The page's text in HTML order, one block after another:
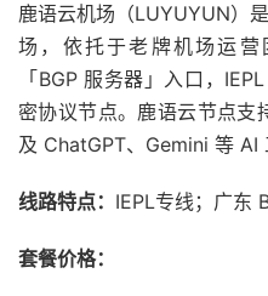
鹿语云机场（LUYUYUN）
场，依托于老牌机场运
「BGP 服务器」入口，
密协议节点。鹿语云节点
及 ChatGPT、Gemini 等 AI
线路特点： IEPL专线；广东
套餐价格：